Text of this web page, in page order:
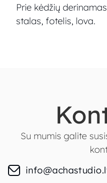
Prie kėdžių
stalas, fotelis, lova.
Su mumis galite